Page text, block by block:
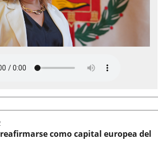
como capital europea del